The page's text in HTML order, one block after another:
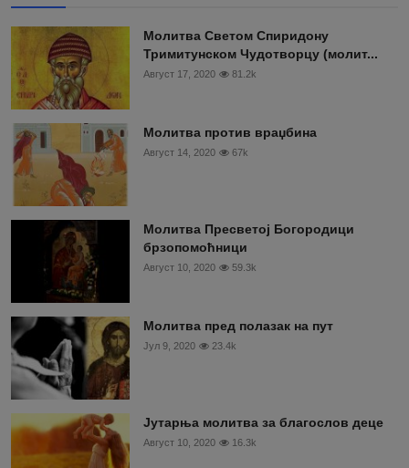
Moлитва Светом Спиридону
Тримитунском Чудотворцу (молит...
Август 17, 2020 81.2k
Молитва против враџбина
Август 14, 2020 67k
Молитва Пресветој Богородици
брзопомоћници
Август 10, 2020 59.3k
Молитва пред полазак на пут
Јул 9, 2020 23.4k
Јутарња молитва за благослов деце
Август 10, 2020 16.3k